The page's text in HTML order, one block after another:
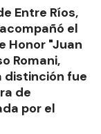
Entre Ríos,
el
Honor "Juan
Romani,
distinción fue
de
por el